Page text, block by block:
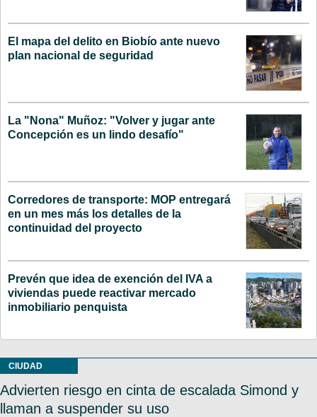
El mapa del delito en Biobío ante nuevo
plan nacional de seguridad
La "Nona" Muñoz: "Volver y jugar ante
Concepción es un lindo desafío"
Corredores de transporte: MOP entregará
en un mes más los detalles de la
continuidad del proyecto
Prevén que idea de exención del IVA a
viviendas puede reactivar mercado
inmobiliario penquista
CIUDAD
Advierten riesgo en cinta de escalada Simond y
llaman a suspender su uso